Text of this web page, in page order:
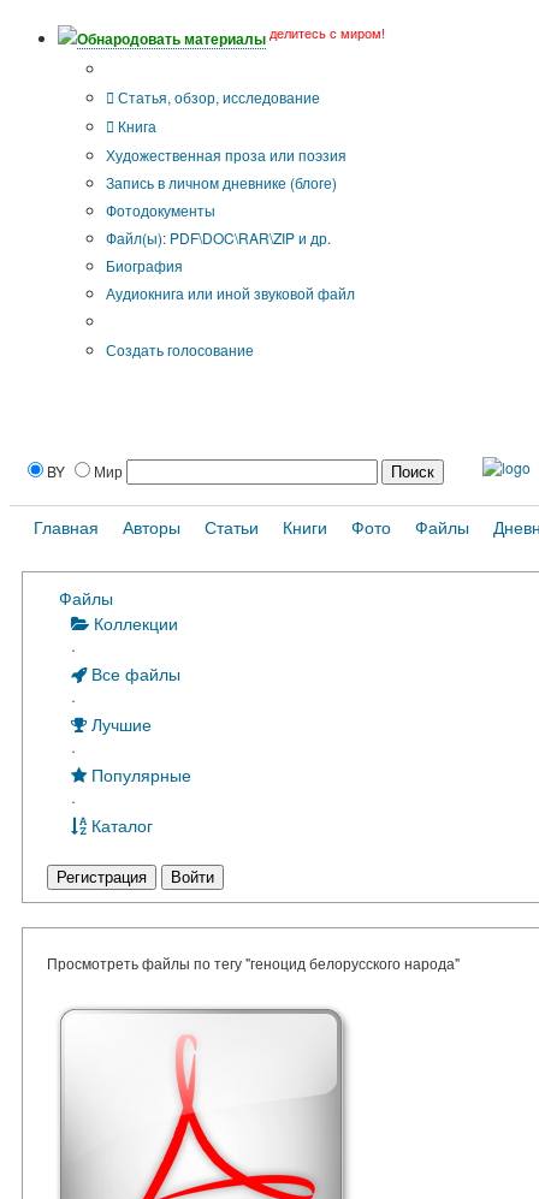
Обнародовать материалы делитесь с миром!
Статья, обзор, исследование
Книга
Художественная проза или поэзия
Запись в личном дневнике (блоге)
Фотодокументы
Файл(ы): PDF\DOC\RAR\ZIP и др.
Биография
Аудиокнига или иной звуковой файл
Создать голосование
BY Мир
Главная Авторы Статьи Книги Фото Файлы
Файлы
Коллекции
·
Все файлы
·
Лучшие
·
Популярные
·
Каталог
Регистрация Войти
Просмотреть файлы по тегу "геноцид белорусского народа"